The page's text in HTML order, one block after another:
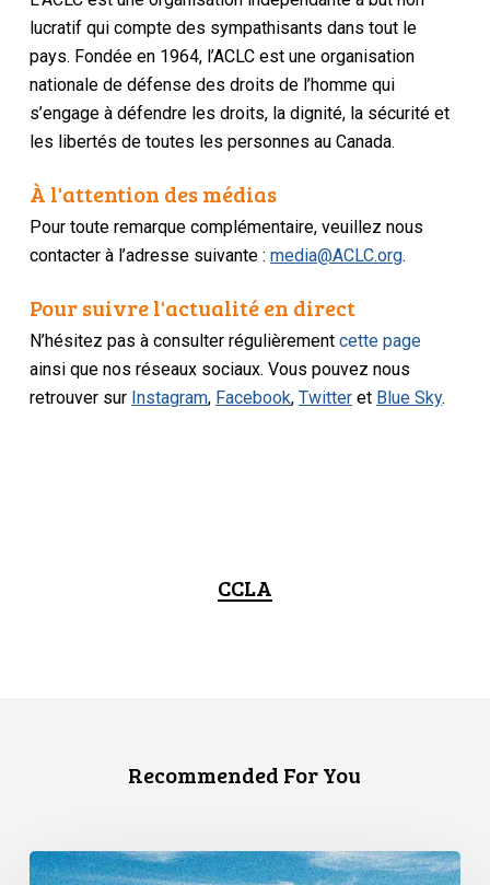
lucratif qui compte des sympathisants dans tout le
pays. Fondée en 1964, l’ACLC est une organisation
nationale de défense des droits de l’homme qui
s’engage à défendre les droits, la dignité, la sécurité et
les libertés de toutes les personnes au Canada.
À l'attention des médias
Pour toute remarque complémentaire, veuillez nous
contacter à l’adresse suivante :media@ACLC.org.
Pour suivre l'actualité en direct
N’hésitez pas à consulter régulièrementcette page
ainsi que nos réseaux sociaux. Vous pouvez nous
retrouver sur Instagram, Facebook,Twitter et Blue Sky.
CCLA
Recommended For You
L’ACLC